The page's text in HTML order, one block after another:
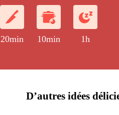
20min 10min 1h
D’autres idées